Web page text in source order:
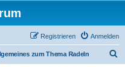
Anmelden
Registrieren
zum Thema Radeln